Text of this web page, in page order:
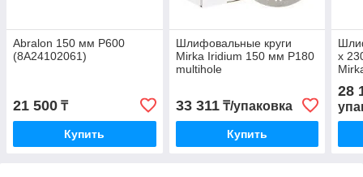
Abralon 150 мм P600
(8A24102061)
21 500 ₸
Купить
Шлифовальные круги
Mirka Iridium 150 мм P180
multihole
33 311₸/упаковка
Купить
x
28